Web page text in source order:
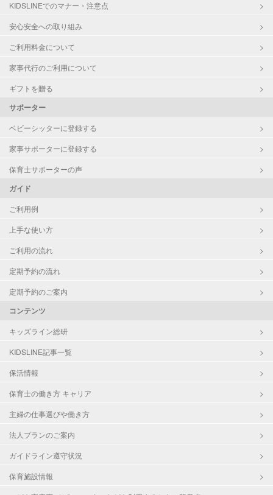
KIDSLINEでのマナー・注意点
安心安全への取り組み
ご利用料金について
家事代行のご利用について
ギフトを贈る
サポーター
ベビーシッターに登録する
家事サポーターに登録する
保育士サポーターの声
ガイド
ご利用例
上手な使い方
ご利用の流れ
定期予約の流れ
定期予約のご案内
コンテンツ
キッズライン総研
KIDSLINE記事一覧
保活情報
保育士の働き方 キャリア
主婦の仕事選びや働き方
法人プランのご案内
ガイドライン遵守状況
保育施設情報